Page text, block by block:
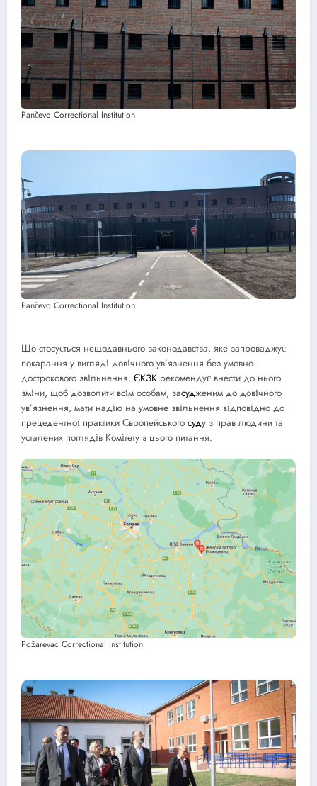
Pančevo Correctional Institution
Pančevo Correctional Institution
Що стосується нещодавнього законодавства, яке запроваджує
покарання у вигляді довічного ув’язнення без умовно-
дострокового звільнення, ЄКЗК рекомендує внести до нього
зміни, щоб дозволити всім особам, засудженим до довічного
ув’язнення, мати надію на умовне звільнення відповідно до
прецедентної практики Європейського суду з прав людини та
усталених поглядів Комітету з цього питання.
Požarevac Correctional Institution